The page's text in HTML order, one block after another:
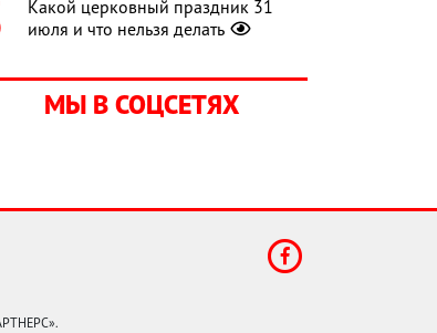
Какой церковный праздник 31
июля и что нельзя делать
МЫ В СОЦСЕТЯХ